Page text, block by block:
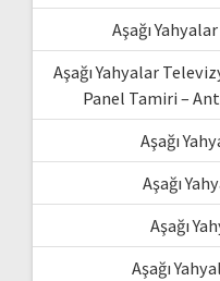
Aşağı
Aşağı Yahyalar
Panel Tamiri –
Aşağı
Aşağı
Aşağı
Aşağı